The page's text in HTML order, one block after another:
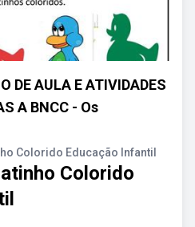
DE AULA E ATIVIDADES
A BNCC - Os
Colorido Educação Infantil
Colorido